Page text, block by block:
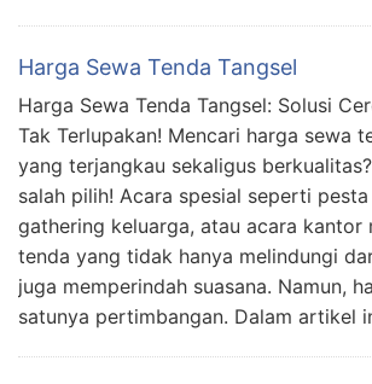
Harga Sewa Tenda Tangsel
Harga Sewa Tenda Tangsel: Solusi
Tak Terlupakan! Mencari harga sewa
yang terjangkau sekaligus
salah pilih! Acara spesial seperti
gathering keluarga, atau acara kantor
tenda yang tidak hanya melindungi
juga memperindah suasana. Namun,
satunya pertimbangan. Dalam artikel